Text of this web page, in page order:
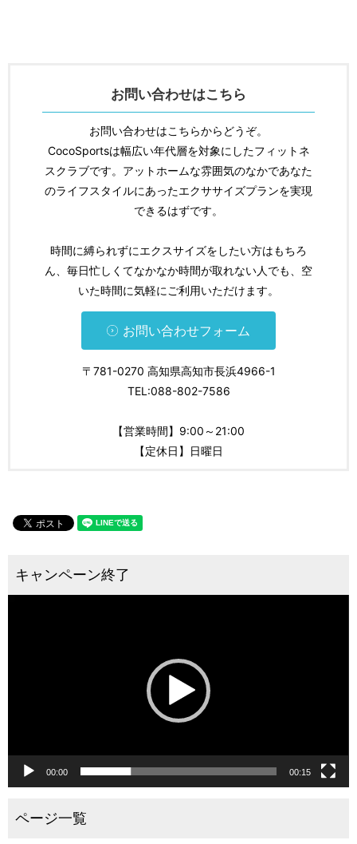
お問い合わせはこちら
お問い合わせはこちらからどうぞ。
CocoSportsは幅広い年代層を対象にしたフィットネ
スクラブです。アットホームな雰囲気のなかであなた
のライフスタイルにあったエクササイズプランを実現
できるはずです。
時間に縛られずにエクスサイズをしたい方はもちろ
ん、毎日忙しくてなかなか時間が取れない人でも、空
いた時間に気軽にご利用いただけます。
お問い合わせフォーム
〒781-0270 高知県高知市長浜4966-1
TEL:088-802-7586
【営業時間】9:00～21:00
【定休日】日曜日
00:00 00:15